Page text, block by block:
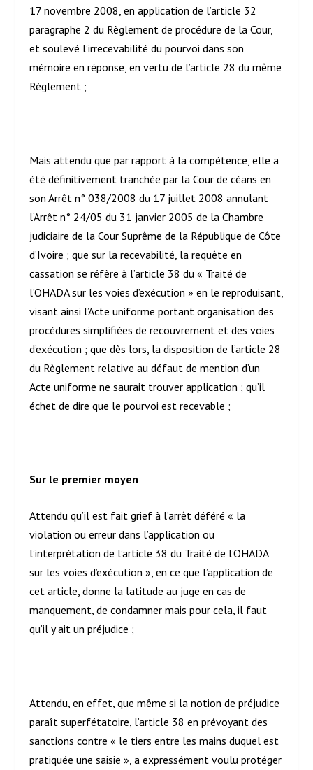
17 novembre 2008, en application de l’article 32
paragraphe 2 du Règlement de procédure de la Cour,
et soulevé l’irrecevabilité du pourvoi dans son
mémoire en réponse, en vertu de l’article 28 du même
Règlement ;
Mais attendu que par rapport à la compétence, elle a
été définitivement tranchée par la Cour de céans en
son Arrêt n° 038/2008 du 17 juillet 2008 annulant
l’Arrêt n° 24/05 du 31 janvier 2005 de la Chambre
judiciaire de la Cour Suprême de la République de Côte
d’Ivoire ; que sur la recevabilité, la requête en
cassation se réfère à l’article 38 du « Traité de
l’OHADA sur les voies d’exécution » en le reproduisant,
visant ainsi l’Acte uniforme portant organisation des
procédures simplifiées de recouvrement et des voies
d’exécution ; que dès lors, la disposition de l’article 28
du Règlement relative au défaut de mention d’un
Acte uniforme ne saurait trouver application ; qu’il
échet de dire que le pourvoi est recevable ;
Sur le premier moyen
Attendu qu’il est fait grief à l’arrêt déféré « la
violation ou erreur dans l’application ou
l’interprétation de l’article 38 du Traité de l’OHADA
sur les voies d’exécution », en ce que l’application de
cet article, donne la latitude au juge en cas de
manquement, de condamner mais pour cela, il faut
qu’il y ait un préjudice ;
Attendu, en effet, que même si la notion de préjudice
paraît superfétatoire, l’article 38 en prévoyant des
sanctions contre « le tiers entre les mains duquel est
pratiquée une saisie », a expressément voulu protéger